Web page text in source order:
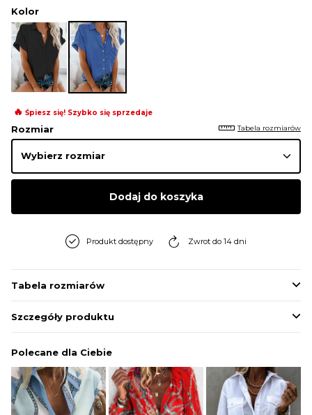
OKRYCIA WIERZCHNIE
Kolor
🔥 Śpiesz się! Szybko się sprzedaje
Rozmiar Tabela rozmiarów
Dodaj do koszyka
Produkt dostępny Zwrot do 14 dni
Tabela rozmiarów
Szczegóły produktu
Polecane dla Ciebie